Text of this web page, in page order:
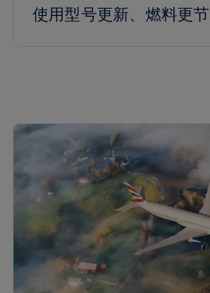
使用型号更新、燃料更